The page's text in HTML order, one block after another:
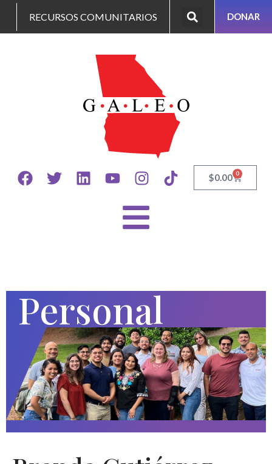
RECURSOS COMUNITARIOS DONAR
$0.00 0
Personal